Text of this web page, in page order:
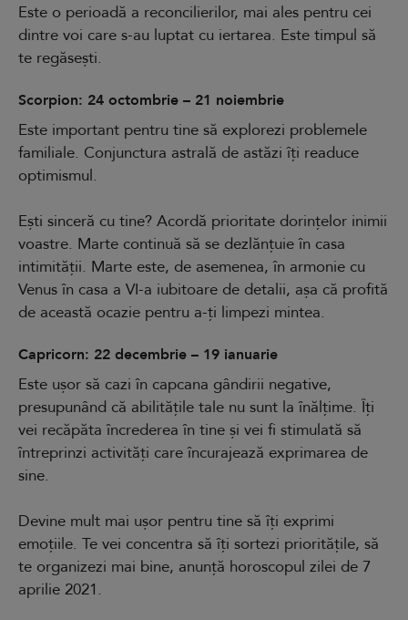
Este o perioadă a reconcilierilor, mai ales pentru cei
dintre voi care s-au luptat cu iertarea. Este timpul să
te regăsești.
Scorpion: 24 octombrie – 21 noiembrie
Este important pentru tine să explorezi problemele
familiale. Conjunctura astrală de astăzi îți readuce
optimismul.
Ești sinceră cu tine? Acordă prioritate dorințelor inimii
voastre. Marte continuă să se dezlănțuie în casa
intimității. Marte este, de asemenea, în armonie cu
Venus în casa a VI-a iubitoare de detalii, așa că profită
de această ocazie pentru a-ți limpezi mintea.
Capricorn: 22 decembrie – 19 ianuarie
Este ușor să cazi în capcana gândirii negative,
presupunând că abilitățile tale nu sunt la înălțime. Îți
vei recăpăta încrederea în tine și vei fi stimulată să
întreprinzi activități care încurajează exprimarea de
sine.
Devine mult mai ușor pentru tine să îți exprimi
emoțiile. Te vei concentra să îți sortezi prioritățile, să
te organizezi mai bine, anunță horoscopul zilei de 7
aprilie 2021.